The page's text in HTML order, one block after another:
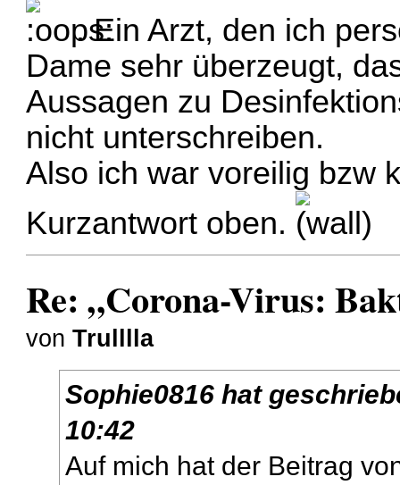
. Ein Arzt, den ich
Dame sehr überzeugt,
Aussagen zu
nicht unterschreiben.
Also ich war voreilig bzw
Kurzantwort oben.
Re: „Corona-Virus:
vonTrulllla
Sophie0816 hat
10:42
Auf mich hat der Beitrag